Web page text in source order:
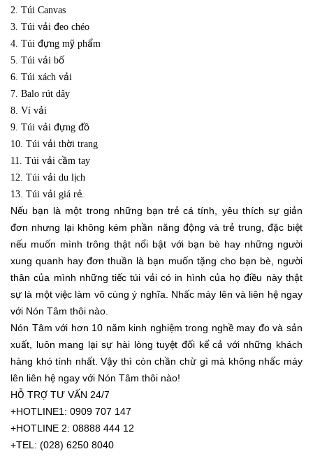
2. Túi Canvas
3. Túi vải đeo chéo
4. Túi đựng mỹ phẩm
5. Túi vải bố
6. Túi xách vải
7. Balo rút dây
8. Ví vải
9. Túi vải đựng đồ
10. Túi vải thời trang
11. Túi vải cầm tay
12. Túi vải du lịch
13. Túi vải giá rẻ.
Nếu bạn là một trong những bạn trẻ cá tính, yêu thích sự giản
đơn nhưng lại không kém phần năng động và trẻ trung, đặc biệt
nếu muốn mình trông thật nổi bật với bạn bè hay những người
xung quanh hay đơn thuần là bạn muốn tặng cho bạn bè, người
thân của mình những tiếc túi vải có in hình của họ điều này thật
sự là một việc làm vô cùng ý nghĩa. Nhấc máy lên và liên hệ ngay
với Nón Tâm thôi nào.
Nón Tâm với hơn 10 năm kinh nghiệm trong nghề may đo và sản
xuất, luôn mang lại sự hài lòng tuyệt đối kể cả với những khách
hàng khó tính nhất. Vậy thì còn chần chừ gì mà không nhấc máy
lên liên hệ ngay với Nón Tâm thôi nào!
HỖ TRỢ TƯ VẤN 24/7
+HOTLINE1: 0909 707 147
+HOTLINE 2: 08888 444 12
+TEL: (028) 6250 8040